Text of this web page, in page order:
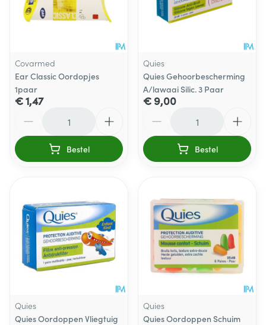
Covarmed
Ear Classic Oordopjes
1paar
€ 1,47
Bestel
Quies
Quies Gehoorbescherming
A/lawaai Silic. 3 Paar
€ 9,00
Bestel
Quies
Quies Oordoppen Vliegtuig
Quies
Quies Oordoppen Schuim